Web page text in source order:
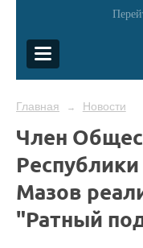
Главная → Новости
Член
Мазов
"Ратный